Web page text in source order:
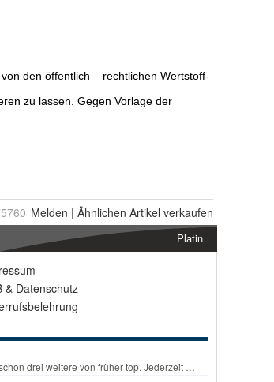
Melden | Ähnlichen Artikel verkaufen
Platin
& Datenschutz